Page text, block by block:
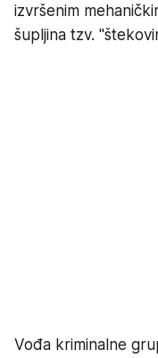
izvršenim
šupljina tzv.
Vođa kriminalne